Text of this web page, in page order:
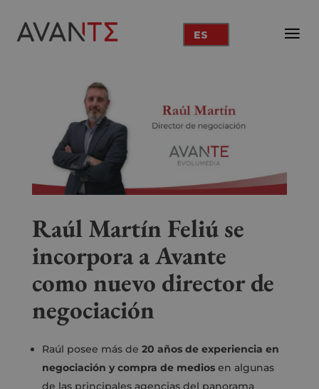
ES
Raúl Martín Feliú se
incorpora a Avante
como nuevo director de
negociación
Raúl posee más de 20 años de experiencia en
negociación y compra de mediosen algunas
de las principales agencias del panorama